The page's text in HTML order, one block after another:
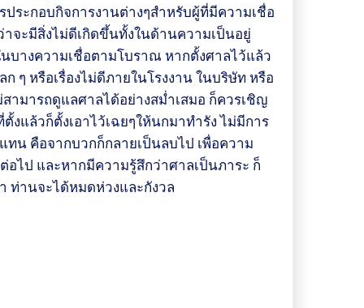
ระกอบกิจการงานต่างๆสำหรับผู้ที่มีความเชื่อ
าจะมีสิ่งไม่ดีเกิดขึ้นทั้งในด้านความเป็นอยู่
บางความเชื่อตามโบราณ หากตั้งศาลไว้แล้ว
ๆ หรือเรื่องไม่ดีภายในโรงงาน ในบริษัท หรือ
มารถดูแลศาลได้อย่างสม่ำเสมอ ก็ควรเชิญ
แล้วก็ตั้งเอาไว้เฉยๆให้นกมาทำรัง ไม่มีการ
น คือจากบวกก็กลายเป็นลบไป เพื่อความ
ไป และหากมีความรู้สึกว่าศาลเป็นภาระ ก็
ท่านจะได้หมดห่วงและกังวล